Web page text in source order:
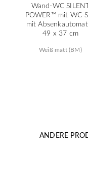
Wand-WC
POWER™ mit WC-
mit
49 x 37 cm
Weiß matt (BM)
ANDERE